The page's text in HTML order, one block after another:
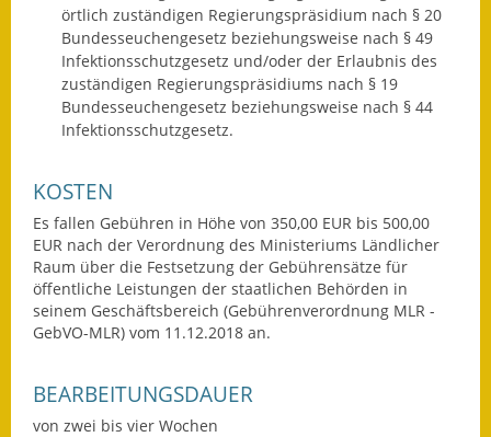
Getrennte
Abwassergebühr
Grundsteuerreform
Wasserversorgung
Heiraten in Notzingen
Mitarbeiter
örtlich zuständigen Regierungspräsidium nach § 20
Bundesseuchengesetz beziehungsweise nach § 49
Infektionsschutzgesetz und/oder der Erlaubnis des
zuständigen Regierungspräsidiums nach § 19
Bundesseuchengesetz beziehungsweise nach § 44
Infektionsschutzgesetz.
KOSTEN
Es fallen Gebühren in Höhe von 350,00 EUR bis 500,00
EUR nach der Verordnung des Ministeriums Ländlicher
Raum über die Festsetzung der Gebührensätze für
öffentliche Leistungen der staatlichen Behörden in
seinem Geschäftsbereich (Gebührenverordnung MLR -
GebVO-MLR) vom 11.12.2018 an.
BEARBEITUNGSDAUER
von zwei bis vier Wochen